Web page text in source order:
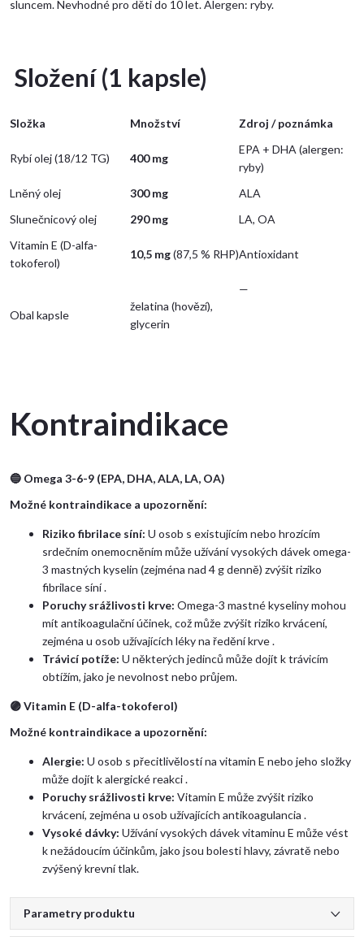
sluncem. Nevhodné pro děti do 10 let. Alergen: ryby.
Složení (1 kapsle)
Složka Množství Zdroj / poznámka
Rybí olej (18/12 TG) 400 mg
EPA + DHA (alergen:
ryby)
Lněný olej
300 mg
ALA
Slunečnicový olej
290 mg
LA, OA
Vitamin E (D-alfa-
tokoferol)
10,5 mg(87,5 % RHP)Antioxidant
Obal kapsle
želatina (hovězí),
glycerin
—
Kontraindikace
🔵 Omega 3-6-9 (EPA, DHA, ALA, LA, OA)
Možné kontraindikace a upozornění:
Riziko fibrilace síní: U osob s existujícím nebo hrozícím
srdečním onemocněním může užívání vysokých dávek omega-
3 mastných kyselin (zejména nad 4 g denně) zvýšit riziko
fibrilace síní .
Poruchy srážlivosti krve: Omega-3 mastné kyseliny mohou
mít antikoagulační účinek, což může zvýšit riziko krvácení,
zejména u osob užívajících léky na ředění krve .
Trávicí potíže: U některých jedinců může dojít k trávicím
obtížím, jako je nevolnost nebo průjem.
🟣Vitamin E (D-alfa-tokoferol)
Možné kontraindikace a upozornění:
Alergie: U osob s přecitlivělostí na vitamin E nebo jeho složky
může dojít k alergické reakci .
Poruchy srážlivosti krve: Vitamin E může zvýšit riziko
krvácení, zejména u osob užívajících antikoagulancia .
Vysoké dávky: Užívání vysokých dávek vitaminu E může vést
k nežádoucím účinkům, jako jsou bolesti hlavy, závratě nebo
zvýšený krevní tlak.
Parametry produktu